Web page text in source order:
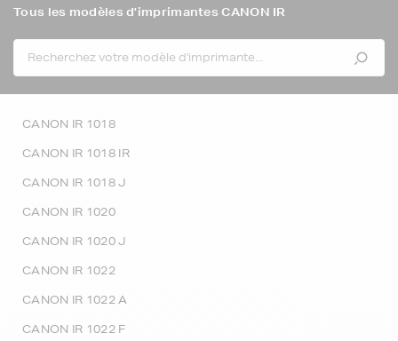
Tous les modèles d'imprimantes CANON IR
CANON IR 1018
CANON IR 1018 IR
CANON IR 1018 J
CANON IR 1020
CANON IR 1020 J
CANON IR 1022
CANON IR 1022 A
CANON IR 1022 F